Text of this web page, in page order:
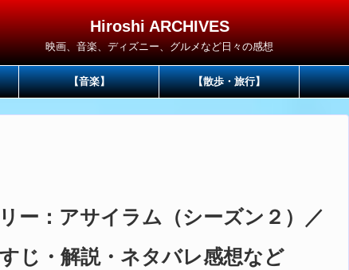
Hiroshi ARCHIVES
映画、音楽、ディズニー、グルメなど日々の感想
【音楽】 【散歩・旅行】
ー：アサイラム（シーズン２）／
じ・解説・ネタバレ感想など